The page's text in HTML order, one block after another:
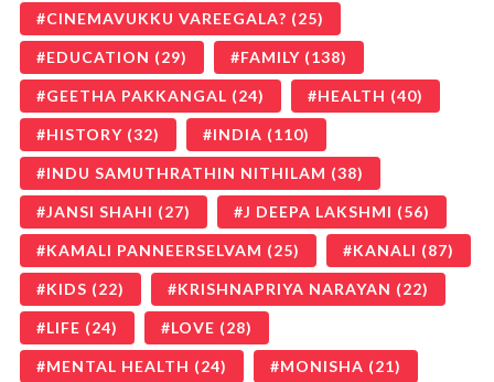
CINEMAVUKKU VAREEGALA? (25)
EDUCATION (29) FAMILY (138)
GEETHA PAKKANGAL (24) HEALTH (40)
HISTORY (32) INDIA (110)
INDU SAMUTHRATHIN NITHILAM (38)
JANSI SHAHI (27) J DEEPA LAKSHMI (56)
KAMALI PANNEERSELVAM (25) KANALI (87)
KIDS (22) KRISHNAPRIYA NARAYAN (22)
LIFE (24) LOVE (28)
MENTAL HEALTH (24) MONISHA (21)